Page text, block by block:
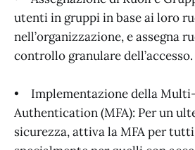
utenti in gruppi in base ai loro
nell’organizzazione, e assegna
controllo granulare dell’accesso.
• Implementazione della
Authentication (MFA): Per un
sicurezza, attiva la MFA per